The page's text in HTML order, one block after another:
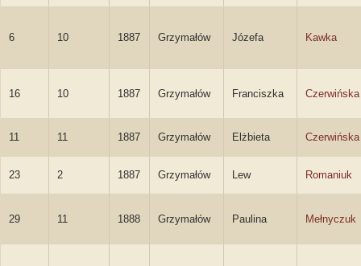
6 10 1887 Grzymałów Józefa Kawka
16 10 1887 Grzymałów Franciszka Czerwińska
11 11 1887 Grzymałów Elżbieta Czerwińska
23 2 1887 Grzymałów Lew Romaniuk
29 11 1888 Grzymałów Paulina Mełnyczuk